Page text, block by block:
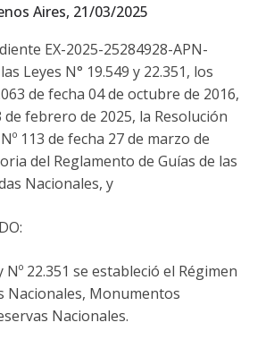
Aires, 21/03/2025
EX-2025-25284928-APN-
Leyes N° 19.549 y 22.351, los
de fecha 04 de octubre de 2016,
de febrero de 2025, la Resolución
113 de fecha 27 de marzo de
del Reglamento de Guías de las
Nacionales, y
22.351 se estableció el Régimen
Nacionales, Monumentos
Nacionales.